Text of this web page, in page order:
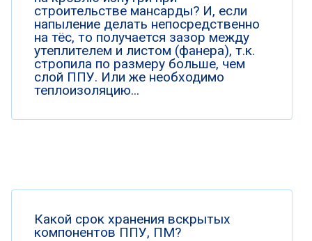
строительстве мансарды? И, если
напыление делать непосредственно
на тёс, то получается зазор между
утеплителем и листом (фанера), т.к.
стропила по размеру больше, чем
слой ППУ. Или же необходимо
теплоизоляцию...
Какой срок хранения вскрытых
компонентов ППУ, ПМ?